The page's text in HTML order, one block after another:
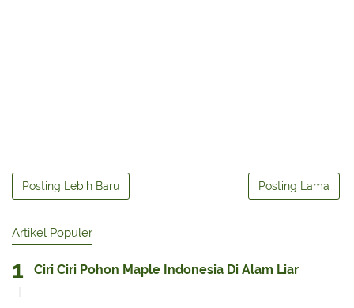
Posting Lebih Baru Posting Lama
Artikel Populer
Ciri Ciri Pohon Maple Indonesia Di Alam Liar